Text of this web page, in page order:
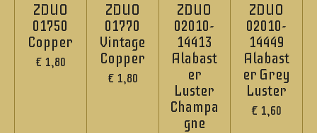
ZDUO
01750
Copper
€ 1,80
ZDUO
01770
Vintage
Copper
€ 1,80
ZDUO
02010-
14413
Alabast
er
Luster
Champa
gne
ZDUO
02010-
14449
Alabast
er Grey
Luster
€ 1,60